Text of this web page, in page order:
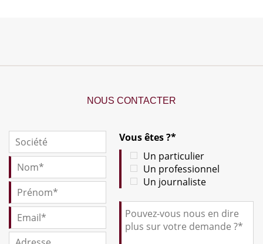
NOUS CONTACTER
Vous êtes ?*
Un particulier
Un professionnel
Un journaliste